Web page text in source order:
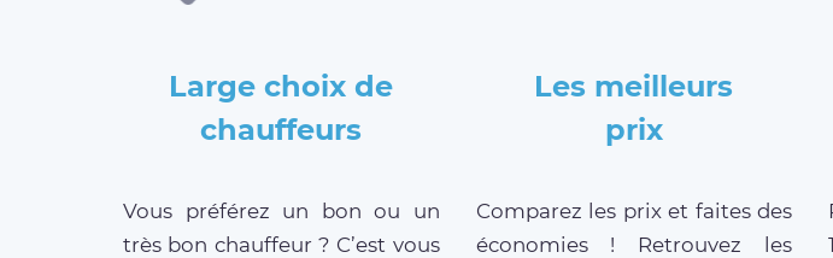
Large choix de
chauffeurs
Vous préférez un bon ou un
très bon chauffeur ? C’est vous
Les meilleurs
prix
Comparez les prix et faites des
économies ! Retrouvez les